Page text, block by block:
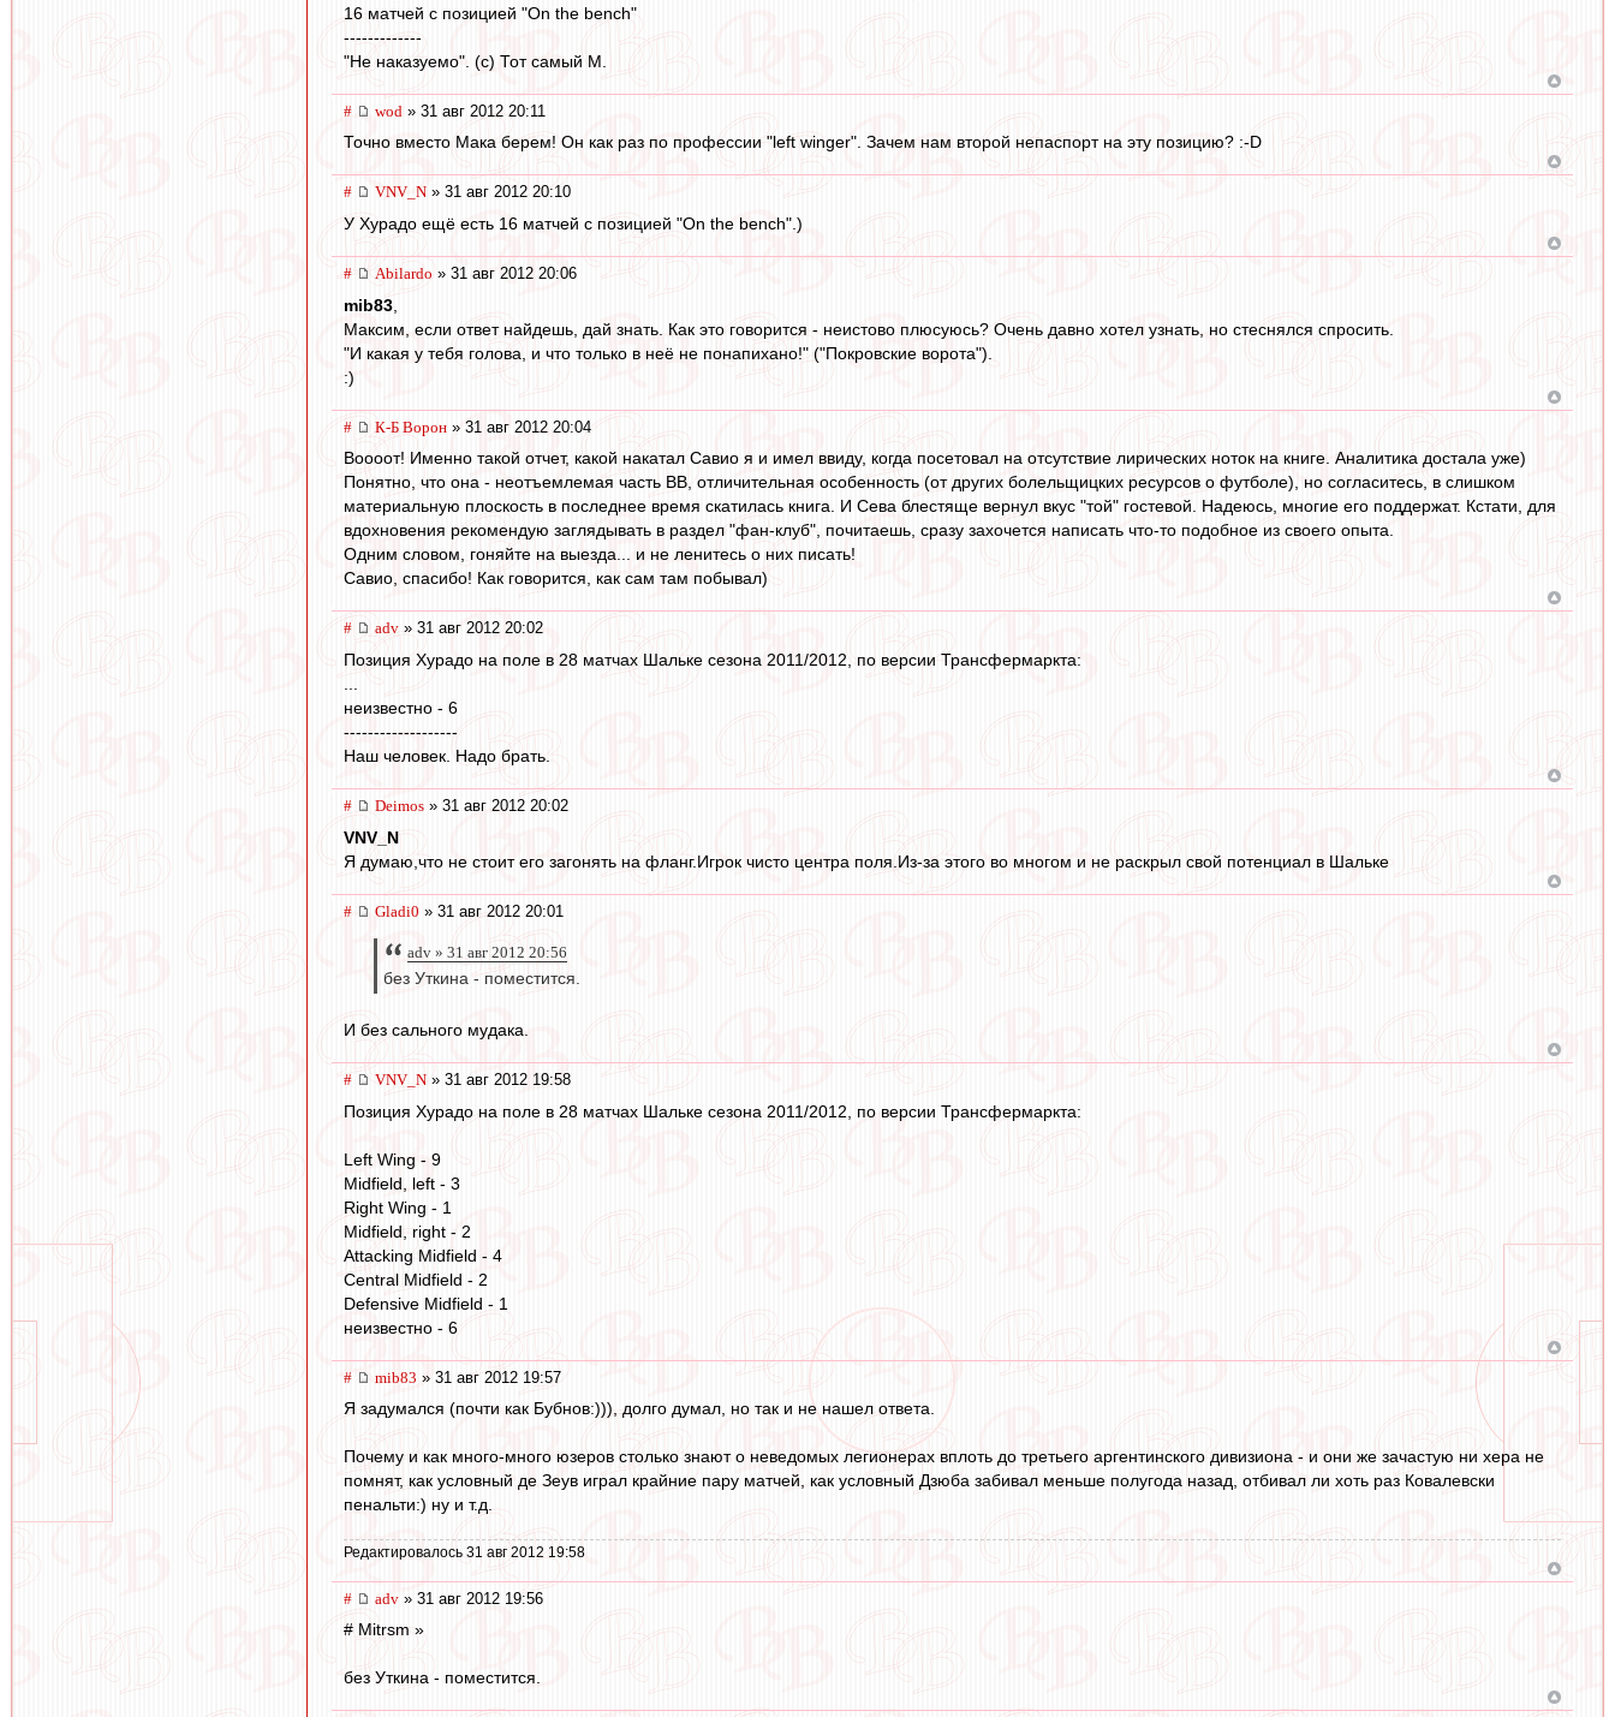
16 матчей с позицией "On the bench"
-------------
"Не наказуемо". (с) Тот самый М.
# wod » 31 авг 2012 20:11
Точно вместо Мака берем! Он как раз по профессии "left winger". Зачем нам второй непаспорт на эту позицию? :-D
# VNV_N » 31 авг 2012 20:10
У Хурадо ещё есть 16 матчей с позицией "On the bench".)
# Abilardo » 31 авг 2012 20:06
mib83
Максим, если ответ найдешь, дай знать. Как это говорится - неистово плюсуюсь? Очень давно хотел узнать, но стеснялся спросить.
"И какая у тебя голова, и что только в неё не понапихано!" ("Покровские ворота").
:)
# К-Б Ворон » 31 авг 2012 20:04
Воооот! Именно такой отчет, какой накатал Савио я и имел ввиду, когда посетовал на отсутствие лирических ноток на книге. Аналитика достала уже)
Понятно, что она - неотъемлемая часть ВВ, отличительная особенность (от других болельщицких ресурсов о футболе), но согласитесь, в слишком
материальную плоскость в последнее время скатилась книга. И Сева блестяще вернул вкус "той" гостевой. Надеюсь, многие его поддержат. Кстати, для
вдохновения рекомендую заглядывать в раздел "фан-клуб", почитаешь, сразу захочется написать что-то подобное из своего опыта.
Одним словом, гоняйте на выезда... и не ленитесь о них писать!
Савио, спасибо! Как говорится, как сам там побывал)
# adv » 31 авг 2012 20:02
Позиция Хурадо на поле в 28 матчах Шальке сезона 2011/2012, по версии Трансфермаркта:
неизвестно - 6
-------------------
Наш человек. Надо брать.
# Deimos » 31 авг 2012 20:02
VNV_N
Я думаю,что не стоит его загонять на фланг.Игрок чисто центра поля.Из-за этого во многом и не раскрыл свой потенциал в Шальке
# Gladi0 » 31 авг 2012 20:01
adv » 31 авг 2012 20:56
без Уткина - поместится.
И без сального мудака.
# VNV_N » 31 авг 2012 19:58
Позиция Хурадо на поле в 28 матчах Шальке сезона 2011/2012, по версии Трансфермаркта:
Left Wing - 9
Midfield, left - 3
Right Wing - 1
Midfield, right - 2
Attacking Midfield - 4
Central Midfield - 2
Defensive Midfield - 1
неизвестно - 6
# mib83 » 31 авг 2012 19:57
Я задумался (почти как Бубнов:))), долго думал, но так и не нашел ответа.
Почему и как много-много юзеров столько знают о неведомых легионерах вплоть до третьего аргентинского дивизиона - и они же зачастую ни хера не
помнят, как условный де Зеув играл крайние пару матчей, как условный Дзюба забивал меньше полугода назад, отбивал ли хоть раз Ковалевски
пенальти:) ну и т.д.
Редактировалось 31 авг 2012 19:58
# adv » 31 авг 2012 19:56
# Mitrsm »
без Уткина - поместится.